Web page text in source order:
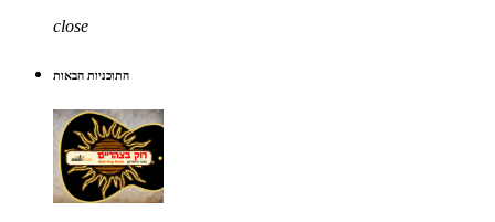
close
התוכניות הבאות